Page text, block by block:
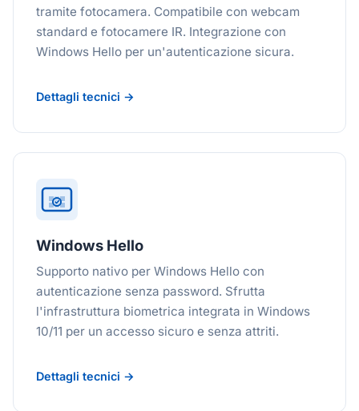
tramite fotocamera. Compatibile con webcam
standard e fotocamere IR. Integrazione con
Windows Hello per un'autenticazione sicura.
Dettagli tecnici →
Windows Hello
Supporto nativo per Windows Hello con
autenticazione senza password. Sfrutta
l'infrastruttura biometrica integrata in Windows
10/11 per un accesso sicuro e senza attriti.
Dettagli tecnici →